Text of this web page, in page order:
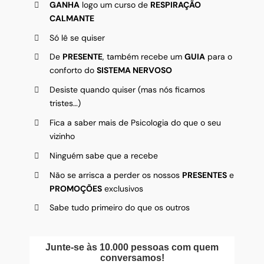
GANHAlogo um curso de RESPIRAÇÃO
CALMANTE
Só lê se quiser
De PRESENTE, também recebe um GUIApara o
conforto do SISTEMA NERVOSO
Desiste quando quiser (mas nós ficamos
tristes…)
Fica a saber mais de Psicologia do que o seu
vizinho
Ninguém sabe que a recebe
Não se arrisca a perder os nossos PRESENTESe
PROMOÇÕESexclusivos
Sabe tudo primeiro do que os outros
Junte-se às 10.000 pessoas com quem
conversamos!